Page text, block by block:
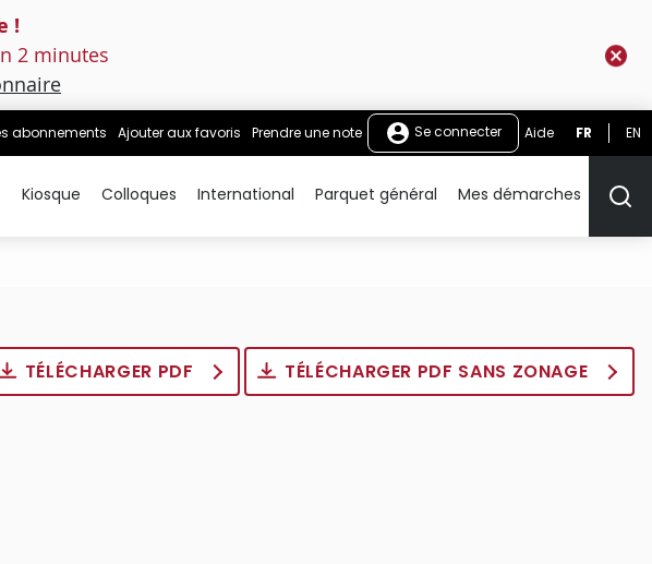
!
2 minutes
abonnements Ajouter aux favoris Prendre une note Se connecter Aide FR EN
Kiosque Colloques International Parquet général Mes démarches
TÉLÉCHARGER PDF TÉLÉCHARGER PDF SANS ZONAGE